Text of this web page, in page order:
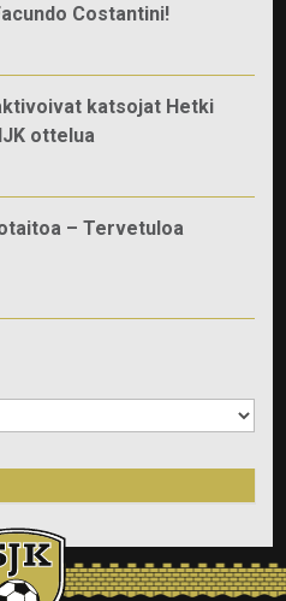
Costantini!
katsojat Hetki
ottelua
– Tervetuloa